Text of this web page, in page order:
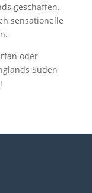
geschaffen.
sensationelle
oder
Süden